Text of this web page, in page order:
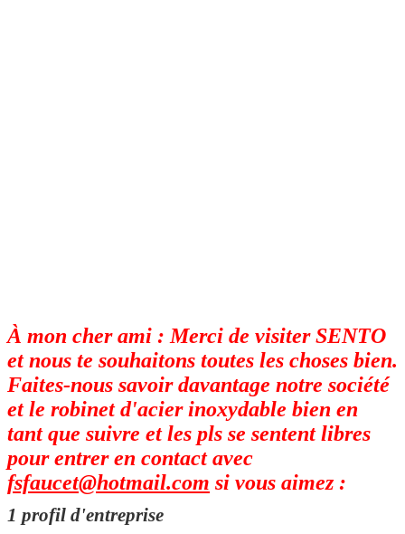
À mon cher ami : Merci de visiter SENTO
et nous te souhaitons toutes les choses bien.
Faites-nous savoir davantage notre société
et le robinet d'acier inoxydable bien en
tant que suivre et les pls se sentent libres
pour entrer en contact avec
fsfaucet@hotmail.com si vous aimez :
1 profil d'entreprise